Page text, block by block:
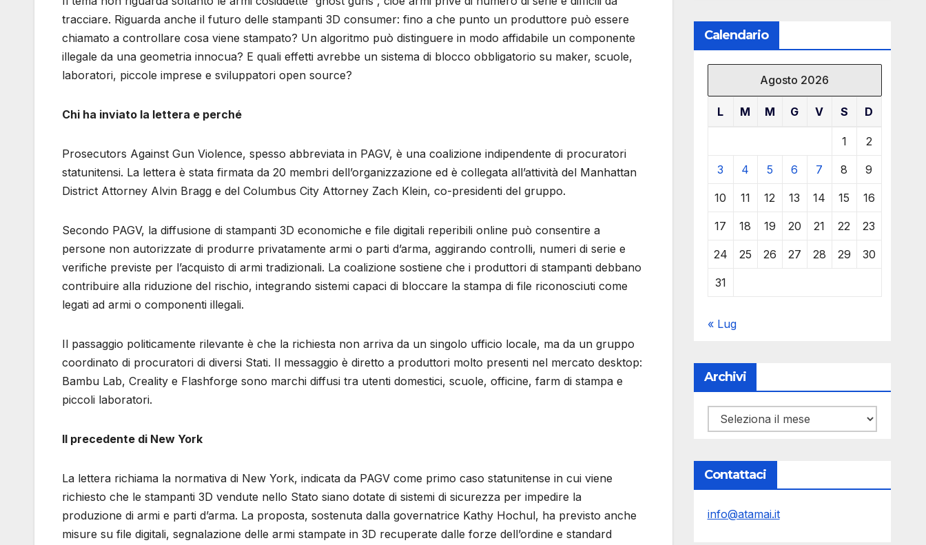
tracciare. Riguarda anche il futuro delle stampanti 3D consumer: fino a che punto un produttore può essere
chiamato a controllare cosa viene stampato? Un algoritmo può distinguere in modo affidabile un componente
illegale da una geometria innocua? E quali effetti avrebbe un sistema di blocco obbligatorio su maker, scuole,
laboratori, piccole imprese e sviluppatori open source?
Chi ha inviato la lettera e perché
Prosecutors Against Gun Violence, spesso abbreviata in PAGV, è una coalizione indipendente di procuratori
statunitensi. La lettera è stata firmata da 20 membri dell’organizzazione ed è collegata all’attività del Manhattan
District Attorney Alvin Bragg e del Columbus City Attorney Zach Klein, co-presidenti del gruppo.
Secondo PAGV, la diffusione di stampanti 3D economiche e file digitali reperibili online può consentire a
persone non autorizzate di produrre privatamente armi o parti d’arma, aggirando controlli, numeri di serie e
verifiche previste per l’acquisto di armi tradizionali. La coalizione sostiene che i produttori di stampanti debbano
contribuire alla riduzione del rischio, integrando sistemi capaci di bloccare la stampa di file riconosciuti come
legati ad armi o componenti illegali.
Il passaggio politicamente rilevante è che la richiesta non arriva da un singolo ufficio locale, ma da un gruppo
coordinato di procuratori di diversi Stati. Il messaggio è diretto a produttori molto presenti nel mercato desktop:
Bambu Lab, Creality e Flashforge sono marchi diffusi tra utenti domestici, scuole, officine, farm di stampa e
piccoli laboratori.
Il precedente di New York
La lettera richiama la normativa di New York, indicata da PAGV come primo caso statunitense in cui viene
richiesto che le stampanti 3D vendute nello Stato siano dotate di sistemi di sicurezza per impedire la
produzione di armi e parti d’arma. La proposta, sostenuta dalla governatrice Kathy Hochul, ha previsto anche
misure su file digitali, segnalazione delle armi stampate in 3D recuperate dalle forze dell’ordine e standard
Calendario
Agosto 2026
L M M G V S D
1 2
3 4 5 6 7 8 9
10 11 12 13 14 15 16
17 18 19 20 21 22 23
24 25 26 27 28 29 30
31
« Lug
Archivi
Archivi
Contattaci
info@atamai.it